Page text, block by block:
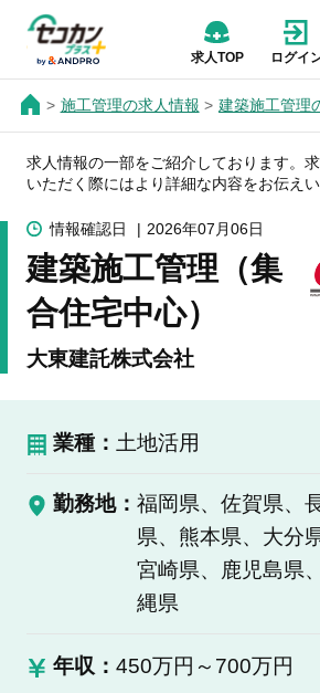
求人TOP ログイ
施工管理の求人情報 建築施工管理
求人情報の一部をご紹介しております。
いただく際にはより詳細な内容をお伝えい
情報確認日 2026年07月06日
建築施工管理（集
合住宅中心）
大東建託株式会社
業種： 土地活用
勤務地： 福岡県、佐賀県、
県、熊本県、大分県
宮崎県、鹿児島県
縄県
年収： 450万円～700万円